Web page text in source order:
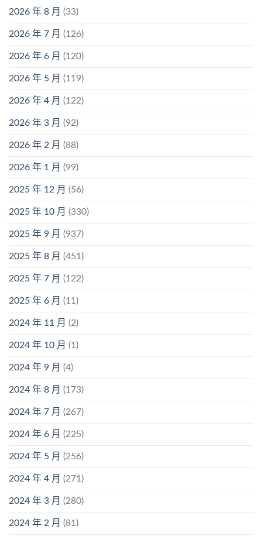
2026 年 8 月 (33)
2026 年 7 月 (126)
2026 年 6 月 (120)
2026 年 5 月 (119)
2026 年 4 月 (122)
2026 年 3 月 (92)
2026 年 2 月 (88)
2026 年 1 月 (99)
2025 年 12 月 (56)
2025 年 10 月 (330)
2025 年 9 月 (937)
2025 年 8 月 (451)
2025 年 7 月 (122)
2025 年 6 月 (11)
2024 年 11 月 (2)
2024 年 10 月 (1)
2024 年 9 月 (4)
2024 年 8 月 (173)
2024 年 7 月 (267)
2024 年 6 月 (225)
2024 年 5 月 (256)
2024 年 4 月 (271)
2024 年 3 月 (280)
2024 年 2 月 (81)